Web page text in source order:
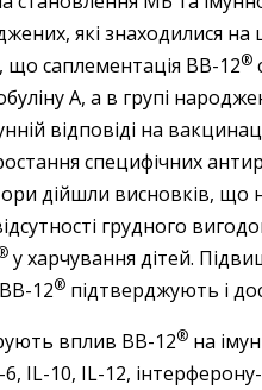
які знаходилися на
що саплементація ВВ-12®
А, а в групі
відповіді на
специфічних
дійшли висновків, що
грудного
у харчування дітей.
12® підтверджують і
вплив BB-12® на
6, IL-10, IL-12,